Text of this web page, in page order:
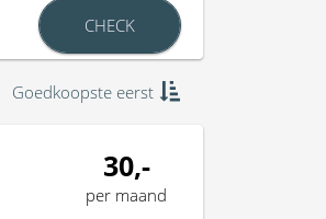
CHECK
Goedkoopste eerst
30,-
per maand